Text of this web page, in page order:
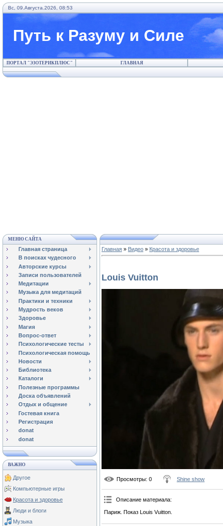
Вс, 09.Августа.2026, 08:53
Путь к Разуму и Силе
ПОРТАЛ "ЭЗОТЕРИКПЛЮС" ГЛАВНАЯ
МЕНЮ САЙТА
Главная страница
В поисках чудесного
Авторские курсы
Записи пользователей
Медитации
Музыка для медитаций
Практики и техники
Мудрость веков
Здоровье
Магия
Вопрос-ответ
Психологические тесты
Психологическая помощь
Новости
Библиотека
Каталоги
Полезные программы
Доска объявлений
Отдых и общение
Гостевая книга
Регистрация
donat
donat
ВАЖНО
Другое
Компьютерные игры
Красота и здоровье
Люди и блоги
Музыка
Главная » Видео » Красота и здоровье
Louis Vuitton
Просмотры: 0 Shine show
Описание материала:
Париж. Показ Louis Vuitton.